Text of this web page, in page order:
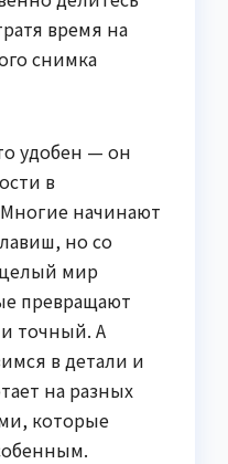
время на
снимка
удобен — он
в
начинают
но со
мир
превращают
точный. А
в детали и
на разных
которые